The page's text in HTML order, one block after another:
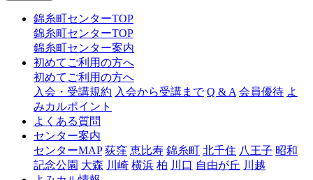
錦糸町センターTOP
錦糸町センターTOP
錦糸町センター案内
初めてご利用の方へ
初めてご利用の方へ
入会・受講規約 入会から受講まで Q & A 会員優待 よ
みカルポイント
よくある質問
センター案内
センターMAP 荻窪 恵比寿 錦糸町 北千住 八王子 昭和
記念公園 大森 川崎 横浜 柏 川口 自由が丘 川越